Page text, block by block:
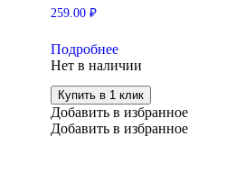
259.00 ₽
Подробнее
Нет в наличии
Купить в 1 клик
Добавить в избранное
Добавить в избранное